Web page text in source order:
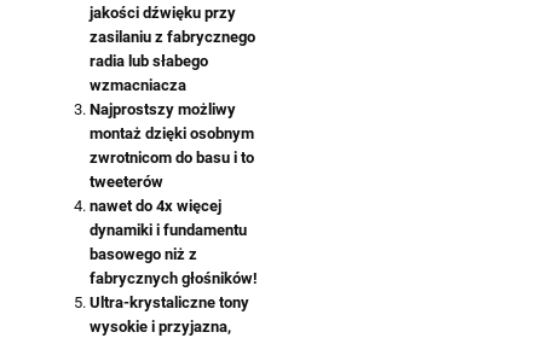
jakości dźwięku przy
zasilaniu z fabrycznego
radia lub słabego
wzmacniacza
Najprostszy możliwy
montaż dzięki osobnym
zwrotnicom do basu i to
tweeterów
nawet do 4x więcej
dynamiki i fundamentu
basowego niż z
fabrycznych głośników!
Ultra-krystaliczne tony
wysokie i przyjazna,